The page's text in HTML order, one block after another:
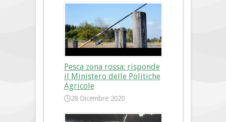
Pesca zona rossa: risponde
il Ministero delle Politiche
Agricole
28 Dicembre 2020